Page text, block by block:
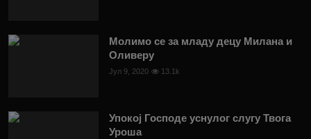
Молимо се за младу децу Милана и
Оливеру
Јул 9, 2020 13.1k
Упокој Господе уснулог слугу Твога
Уроша